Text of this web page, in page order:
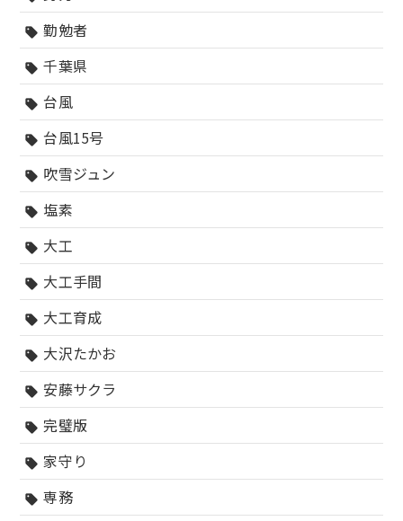
sell 勤勉者
sell 千葉県
sell 台風
sell 台風15号
sell 吹雪ジュン
sell 塩素
sell 大工
sell 大工手間
sell 大工育成
sell 大沢たかお
sell 安藤サクラ
sell 完璧版
sell 家守り
sell 専務